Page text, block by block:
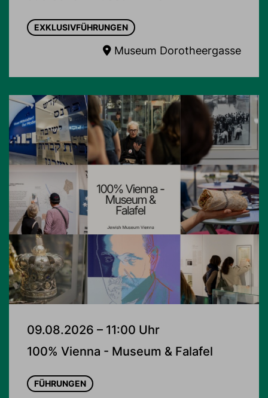
EXKLUSIVFÜHRUNGEN
Museum Dorotheergasse
09.08.2026 – 11:00 Uhr
100% Vienna - Museum & Falafel
FÜHRUNGEN